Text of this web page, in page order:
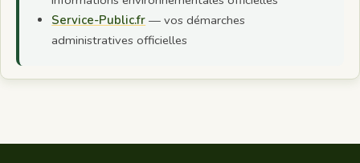
Service-Public.fr — vos démarches
administratives officielles